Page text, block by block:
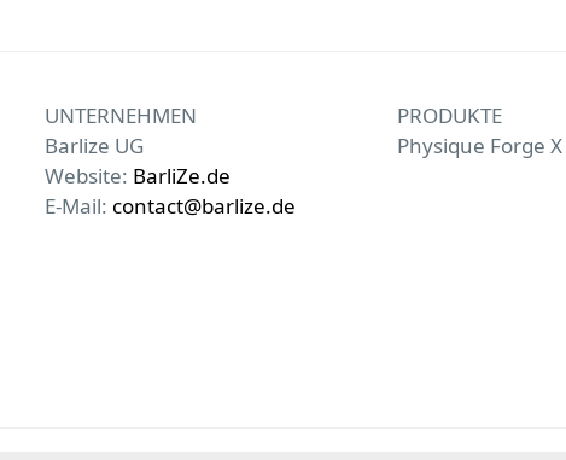
UNTERNEHMEN
Barlize UG
Website: BarliZe.de
E-Mail: contact@barlize.de
PRODUKTE
Physique Forge X